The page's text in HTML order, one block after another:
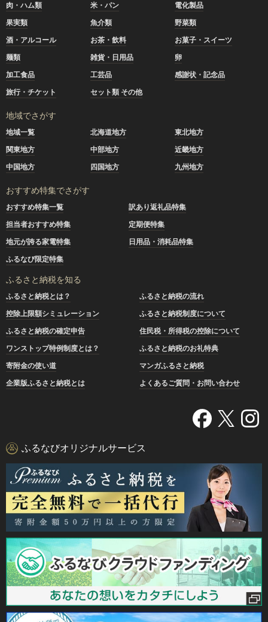
肉・ハム類 米・パン
電化製品
果実類
魚介類
野菜類
酒・アルコール
お茶・飲料
お菓子・スイーツ
麺類
雑貨・日用品
卵
加工食品
工芸品
感謝状・記念品
旅行・チケット
セット類 その他
地域でさがす
地域一覧 北海道地方
東北地方
関東地方
中部地方
近畿地方
中国地方
四国地方 九州地方
おすすめ特集でさがす
おすすめ特集一覧
訳あり返礼品特集
担当者おすすめ特集
定期便特集
地元が誇る家電特集
日用品・消耗品特集
ふるなび限定特集
ふるさと納税を知る
ふるさと納税とは？
ふるさと納税の流れ
控除上限額シミュレーション
ふるさと納税制度について
ふるさと納税の確定申告
住民税・所得税の控除について
ワンストップ特例制度とは？
ふるさと納税のお礼特典
寄附金の使い道
マンガふるさと納税
企業版ふるさと納税とは
よくあるご質問・お問い合わせ
ふるなびオリジナルサービス